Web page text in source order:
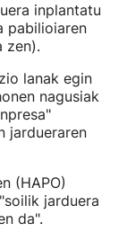
inplantatu
pabilioiaren
zen).
lanak egin
nagusiak
jardueraren
(HAPO)
jarduera
da".